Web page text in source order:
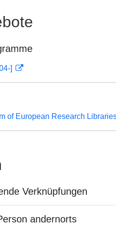
]
of European Research
Verknüpfungen
andernorts